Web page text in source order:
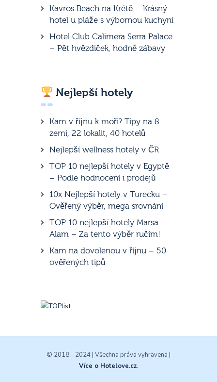
Kavros Beach na Krétě – Krásný
hotel u pláže s výbornou kuchyní
Hotel Club Calimera Serra Palace
– Pět hvězdiček, hodně zábavy
Nejlepší hotely
Kam v říjnu k moři? Tipy na 8
zemí, 22 lokalit, 40 hotelů
Nejlepší wellness hotely v ČR
TOP 10 nejlepší hotely v Egyptě
– Podle hodnocení i prodejů
10x Nejlepší hotely v Turecku –
Ověřený výběr, mega srovnání
TOP 10 nejlepší hotely Marsa
Alam – Za tento výběr ručím!
Kam na dovolenou v říjnu – 50
ověřených tipů
© 2018 - 2024 | Všechna práva vyhravena |
Více o Hotelove.cz.